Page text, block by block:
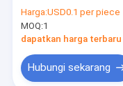
Kontrol Kualitas
Hubungi Kami
dan lubang persegi
lainnya
Harga:USD0.1 per piece
MOQ:1
dapatkan harga terbaru
Hubungi sekarang